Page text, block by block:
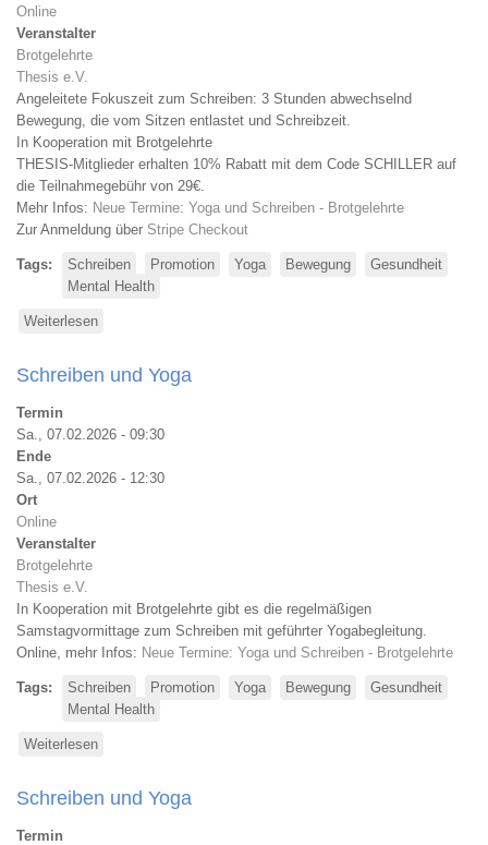
Online
Veranstalter
Brotgelehrte
Thesis e.V.
Angeleitete Fokuszeit zum Schreiben: 3 Stunden abwechselnd
Bewegung, die vom Sitzen entlastet und Schreibzeit.
In Kooperation mit Brotgelehrte
THESIS-Mitglieder erhalten 10% Rabatt mit dem Code SCHILLER auf
die Teilnahmegebühr von 29€.
Mehr Infos: Neue Termine: Yoga und Schreiben - Brotgelehrte
Zur Anmeldung über Stripe Checkout
Tags Schreiben Promotion Yoga Bewegung
Gesundheit
Mental Health
Weiterlesen
Schreiben
Schreiben und Yoga
Termin
Sa., 07.02.2026 - 09:30
Ende
Sa., 07.02.2026 - 12:30
Ort
Online
Veranstalter
Brotgelehrte
Thesis e.V.
In Kooperation mit Brotgelehrte gibt es die regelmäßigen
Samstagvormittage zum Schreiben mit geführter Yogabegleitung.
Online, mehr Infos: Neue Termine: Yoga und Schreiben - Brotgelehrte
Tags Schreiben Promotion Yoga Bewegung
Gesundheit
Mental Health
Weiterlesen
Yoga
Schreiben und Yoga
Termin